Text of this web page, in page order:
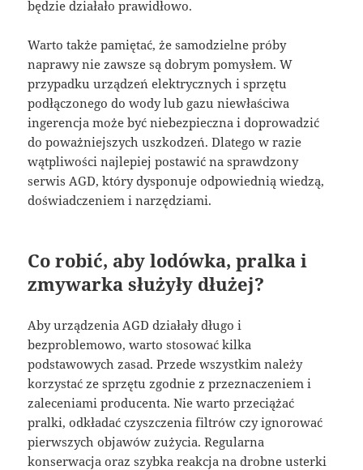
będzie działało prawidłowo.
Warto także pamiętać, że samodzielne próby
naprawy nie zawsze są dobrym pomysłem. W
przypadku urządzeń elektrycznych i sprzętu
podłączonego do wody lub gazu niewłaściwa
ingerencja może być niebezpieczna i doprowadzić
do poważniejszych uszkodzeń. Dlatego w razie
wątpliwości najlepiej postawić na sprawdzony
serwis AGD, który dysponuje odpowiednią wiedzą,
doświadczeniem i narzędziami.
Co robić, aby lodówka, pralka i
zmywarka służyły dłużej?
Aby urządzenia AGD działały długo i
bezproblemowo, warto stosować kilka
podstawowych zasad. Przede wszystkim należy
korzystać ze sprzętu zgodnie z przeznaczeniem i
zaleceniami producenta. Nie warto przeciążać
pralki, odkładać czyszczenia filtrów czy ignorować
pierwszych objawów zużycia. Regularna
konserwacja oraz szybka reakcja na drobne usterki